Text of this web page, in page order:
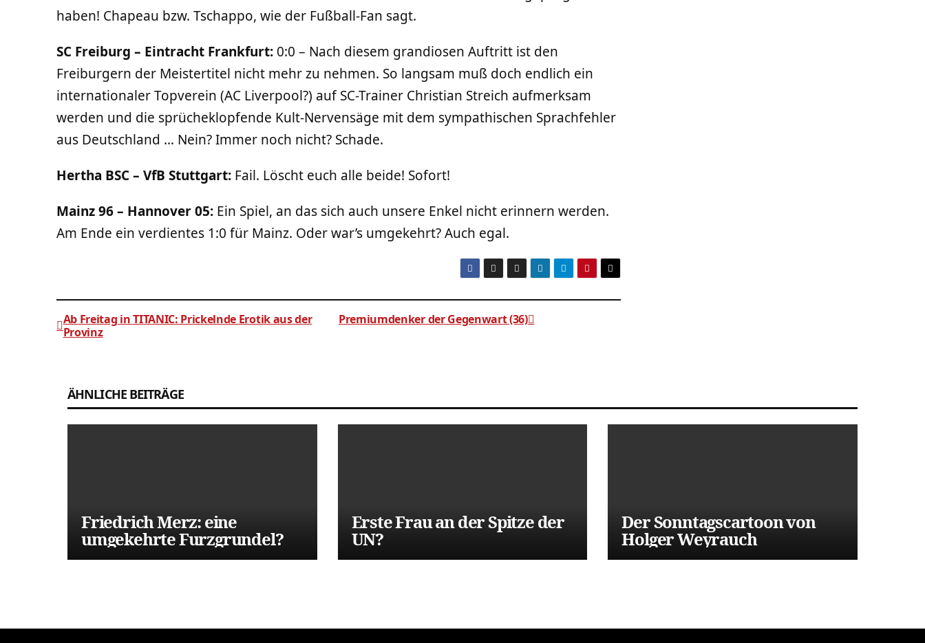
haben! Chapeau bzw. Tschappo, wie der Fußball-Fan sagt.
SC Freiburg – Eintracht Frankfurt: 0:0 – Nach diesem grandiosen Auftritt ist den
Freiburgern der Meistertitel nicht mehr zu nehmen. So langsam muß doch endlich ein
internationaler Topverein (AC Liverpool?) auf SC-Trainer Christian Streich aufmerksam
werden und die sprücheklopfende Kult-Nervensäge mit dem sympathischen Sprachfehler
aus Deutschland … Nein? Immer noch nicht? Schade.
Hertha BSC – VfB Stuttgart: Fail. Löscht euch alle beide! Sofort!
Mainz 96 – Hannover 05: Ein Spiel, an das sich auch unsere Enkel nicht erinnern werden.
Am Ende ein verdientes 1:0 für Mainz. Oder war’s umgekehrt? Auch egal.
Premiumdenker der Gegenwart (36)
Ab Freitag in TITANIC: Prickelnde Erotik aus der
Provinz
ÄHNLICHE BEITRÄGE
Friedrich Merz: eine
umgekehrte Furzgrundel?
Erste Frau an der Spitze der
UN?
Der Sonntagscartoon von
Holger Weyrauch